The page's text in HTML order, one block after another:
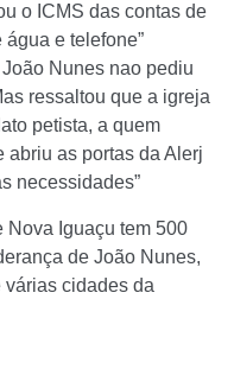
o ICMS das contas de
e telefone”
Nunes nao pediu
ressaltou que a igreja
petista, a quem
abriu as portas da Alerj
necessidades”
Nova Iguaçu tem 500
de João Nunes,
várias cidades da